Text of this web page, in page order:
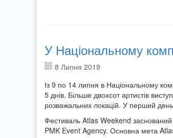
У Національному
8 Липня 2019
Із 9 по 14 липня в Національному
5 днів. Більше двохсот артистів
розважальних локацій. У перший
Фестиваль Atlas Weekend заснований
PMK Event Agency. Основна мета